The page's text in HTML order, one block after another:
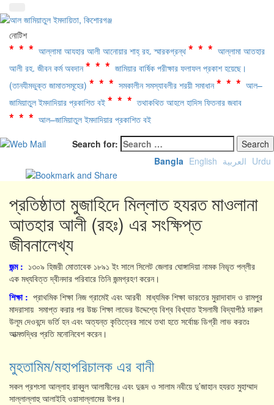
নোটিশ
*** আল্লামা আযহার আলী আনোয়ার শাহ্‌ রহ. স্মারকগ্রন্থ *** আল্লামা আতহার
আলী রহ. জীবন কর্ম অবদান *** জামিয়ার বার্ষিক পরীক্ষার ফলাফল প্রকাশ হয়েছে।
(তানযীমভুক্ত জামাতসমূহের) *** সমকালীন সমস্যাবলীর শরয়ী সমাধান *** আল–
জামিয়াতুল ইমদাদিয়ার প্রকাশিত বই ***তথাকথিত আহলে হাদিস ফিতনার জবাব
*** আল–জামিয়াতুল ইমদাদিয়ার প্রকাশিত বই
Search for:
Bangla English العربية Urdu
প্রতিষ্ঠাতা মুজাহিদে মিল্লাত হযরত মাওলানা
আতহার আলী (রহঃ) এর সংক্ষিপ্ত
জীবনালেখ্য
জন্ম : ১৩০৯ হিজরী মোতাবেক ১৮৯১ ইং সালে সিলেট জেলার ঘোঙ্গাদিয়া নামক নিভৃত পল্লীর
এক মধ্যবিত্ত দ্বীনদার পরিবারে তিনি জন্মগ্রহণ করেন।
শিক্ষা: প্রাথমিক শিক্ষা নিজ গ্রামেই এবং আরবী মাধ্যমিক শিক্ষা ভারতের মুরাদাবাদ ও রামপুর
মাদরাসায় সমাপ্ত করার পর উচ্চ শিক্ষা লাভের উদ্দেশ্যে বিশ্ব বিখ্যাত ইসলামী বিদ্যাপীঠ দারুল
উলূম দেওবন্দে ভর্তি হন এবং অত্যন্ত কৃতিত্বের সাথে তথা হতে সর্বোচ্চ ডিগ্রী লাভ করতঃ
আত্মশুদ্ধির প্রতি মনোনিবেশ করেন।
মুহতামিম/মহাপরিচালক এর বানী
সকল প্রশংসা আল্লাহ রাব্বুল আলামীনের এবং দুরূদ ও সালাম নবীয়ে দু’জাহান হযরত মুহাম্মাদ
সাল্লাল্লাহু আলাইহি ওয়াসাল্লামের উপর।